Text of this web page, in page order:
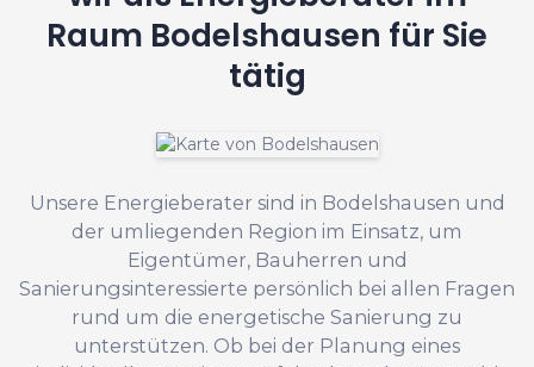
Raum Bodelshausen für Sie
tätig
Unsere Energieberater sind in Bodelshausen und
der umliegenden Region im Einsatz, um
Eigentümer, Bauherren und
Sanierungsinteressierte persönlich bei allen Fragen
rund um die energetische Sanierung zu
unterstützen. Ob bei der Planung eines